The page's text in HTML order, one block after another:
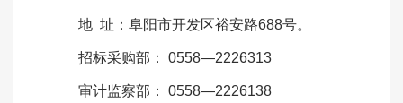
地 址：阜阳市开发区裕安路688号。
招标采购部 ： 0558—2226313
审计监察部： 0558—2226138